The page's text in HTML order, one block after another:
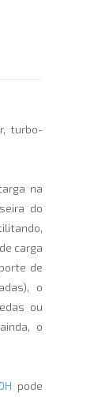
turbo-
na
do
carga
de
o
ou
o
pode